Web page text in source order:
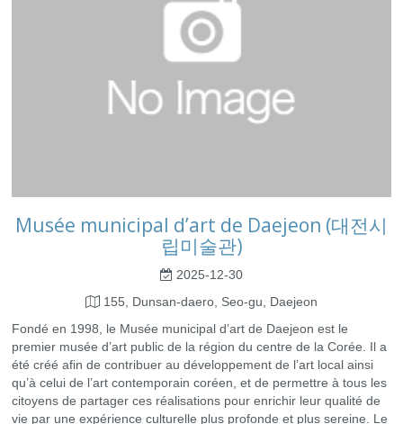
Musée municipal d’art de Daejeon (대전시
립미술관)
2025-12-30
155, Dunsan-daero, Seo-gu, Daejeon
Fondé en 1998, le Musée municipal d’art de Daejeon est le
premier musée d’art public de la région du centre de la Corée. Il a
été créé afin de contribuer au développement de l’art local ainsi
qu’à celui de l’art contemporain coréen, et de permettre à tous les
citoyens de partager ces réalisations pour enrichir leur qualité de
vie par une expérience culturelle plus profonde et plus sereine. Le